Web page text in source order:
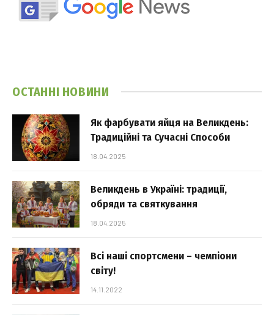
ОСТАННІ НОВИНИ
Як фарбувати яйця на Великдень:
Традиційні та Сучасні Способи
18.04.2025
Великдень в Україні: традиції,
обряди та святкування
18.04.2025
Всі наші спортсмени – чемпіони
світу!
14.11.2022